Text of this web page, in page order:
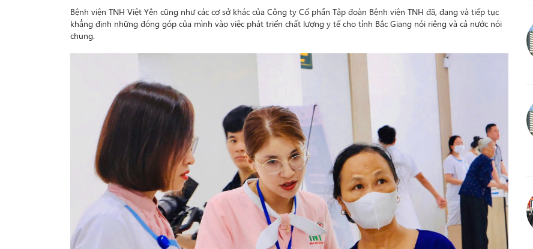
Bệnh viện TNH Việt Yên cũng như các cơ sở khác của Công ty Cổ phần Tập đoàn Bệnh viện TNH đã, đang và tiếp tục
khẳng định những đóng góp của mình vào việc phát triển chất lượng y tế cho tỉnh Bắc Giang nói riêng và cả nước nói
chung.